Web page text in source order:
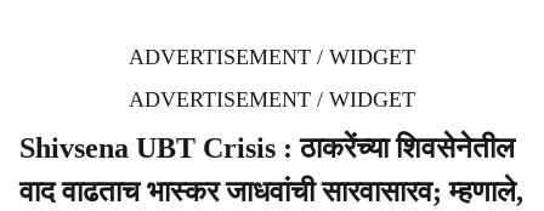
ADVERTISEMENT / WIDGET
ADVERTISEMENT / WIDGET
Shivsena UBT Crisis : ठाकरेंच्या शिवसेनेतील
वाद वाढताच भास्कर जाधवांची सारवासारव; म्हणाले,